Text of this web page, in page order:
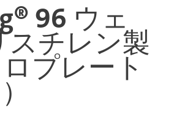
96 ウェ
スチレン製
プレート